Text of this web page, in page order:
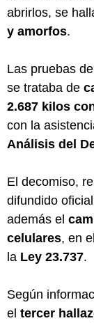
abrirlos, se
y amorfos.
Las pruebas
se trataba de
2.687 kilos
con la
Análisis del
El decomiso,
difundido
además el
celulares, en
la Ley 23.737.
Según
el tercer